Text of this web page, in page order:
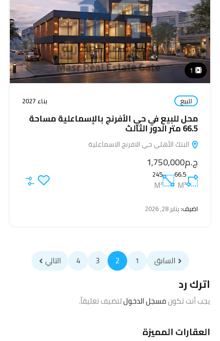
1
للبيع بناء 2027
محل للبيع في حي الأفرنج بالإسماعلية مساحة
66.5 متر الدور الثالث
البنك الأهلي حي الافرنج الاسماعلية
ج.م1,750,000
66.5
M²
245
M²
اضيف:يناير 28, 2026
السابق 1
2
3
4 التالي
اترك رد
يجب أنت تكونمسجل الدخوللتضيف تعليقاً.
العقارات المميزة